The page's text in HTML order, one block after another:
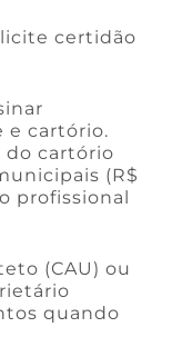
certidão
e cartório.
do cartório
(R$
profissional
(CAU) ou
quando